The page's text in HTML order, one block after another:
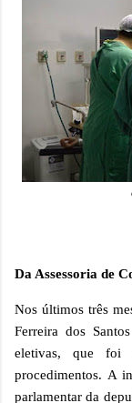
Da Assessoria de
Nos últimos três
Ferreira dos
eletivas, que foi
procedimentos. A
parlamentar da